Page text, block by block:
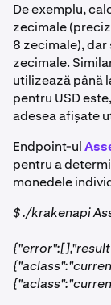
De exemplu,
zecimale
8 zecimale),
zecimale.
utilizează până
pentru USD
adesea afișate
Endpoint-ul
pentru a
monedele
$ ./krakenapi